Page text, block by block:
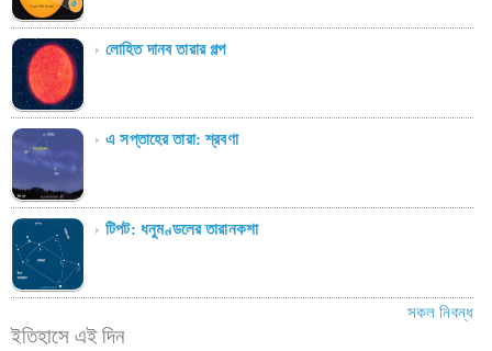
লোহিত দানব তারার গল্প
এ সপ্তাহের তারা: শ্রবণা
টিপট: ধনুমণ্ডলের তারানকশা
সকল নিবন্ধ
ইতিহাসে এই দিন